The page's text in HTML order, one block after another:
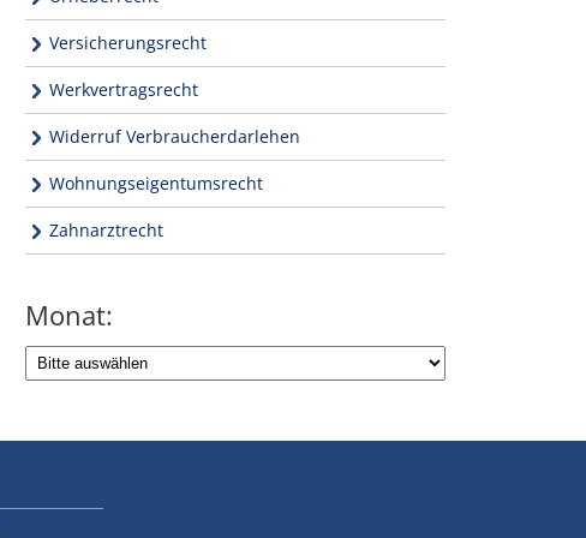
Versicherungsrecht
Werkvertragsrecht
Widerruf Verbraucherdarlehen
Wohnungseigentumsrecht
Zahnarztrecht
Monat: